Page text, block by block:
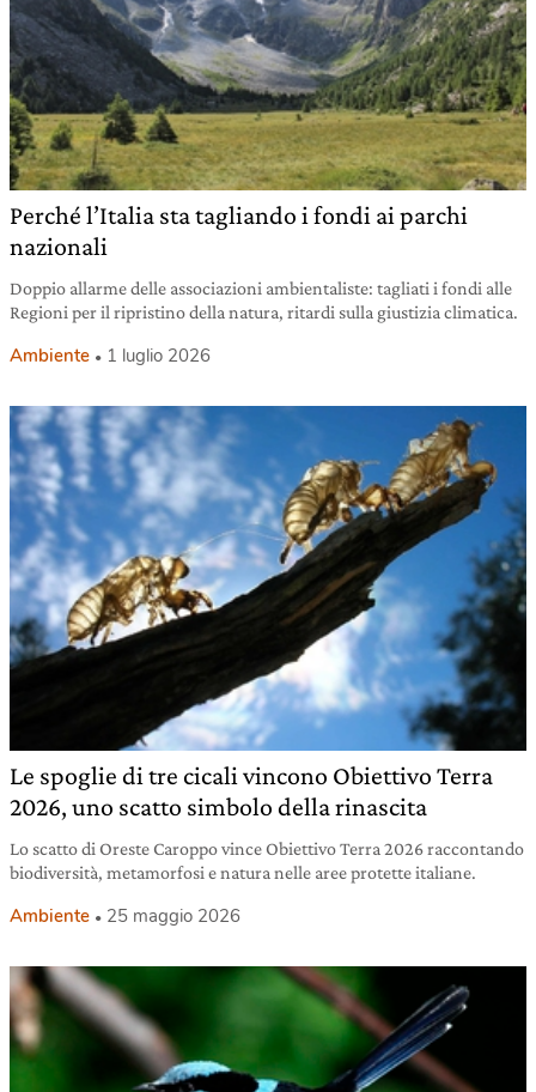
Perché l’Italia sta tagliando i fondi ai parchi
nazionali
Doppio allarme delle associazioni ambientaliste: tagliati i fondi alle
Regioni per il ripristino della natura, ritardi sulla giustizia climatica.
Ambiente 1 luglio 2026
Le spoglie di tre cicali vincono Obiettivo Terra
2026, uno scatto simbolo della rinascita
Lo scatto di Oreste Caroppo vince Obiettivo Terra 2026 raccontando
biodiversità, metamorfosi e natura nelle aree protette italiane.
Ambiente 25 maggio 2026